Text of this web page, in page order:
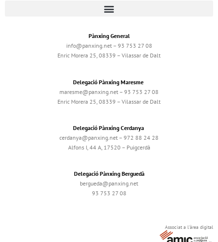
Pànxing General
info@panxing.net – 93 753 27 08
Enric Morera 25, 08339 – Vilassar de Dalt
Delegació Pànxing Maresme
maresme@panxing.net – 93 753 27 08
Enric Morera 25, 08339 – Vilassar de Dalt
Delegació Pànxing Cerdanya
cerdanya@panxing.net – 972 88 24 28
Alfons I, 44 A, 17520 – Puigcerdà
Delegació Pànxing Berguedà
bergueda@panxing.net
93 753 27 08
Associat a l'àrea digital